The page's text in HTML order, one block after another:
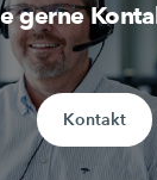
gerne
Kontakt